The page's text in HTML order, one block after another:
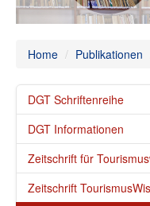
Home / Publikationen
DGT Schriftenreihe
DGT Informationen
Zeitschrift für
Zeitschrift